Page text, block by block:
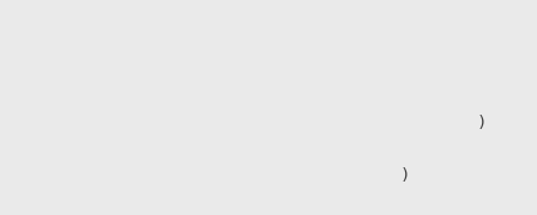
                        )
                )